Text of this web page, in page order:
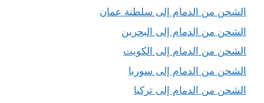
الشحن من الدمام إلى سلطنة عمان
الشحن من الدمام إلى البحرين
الشحن من الدمام إلى الكويت
الشحن من الدمام إلى سوريا
الشحن من الدمام إلى تركيا